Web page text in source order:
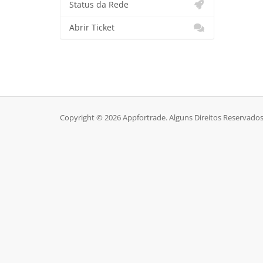
Status da Rede
Abrir Ticket
Copyright © 2026 Appfortrade. Alguns Direitos